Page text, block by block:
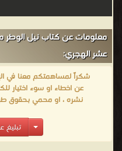
معلومات عن كتاب نيل الوطر
عشر الهجري:
شكراً لمساهمتكم معنا في
عن اخطاء او سوء اختيار
نشره ، او محمي بحقوق
تبليغ